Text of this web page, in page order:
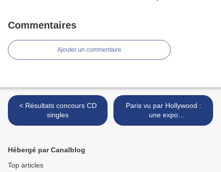
Commentaires
Ajouter un commentaire
< Résultats concours CD
singles
Paris vu par Hollywood :
une expo
magique....comme Paris!!! >
Hébergé par Canalblog
Top articles